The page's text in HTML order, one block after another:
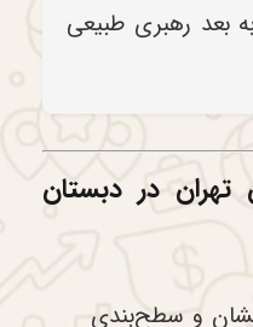
بعد رهبری طبیعی
تهران در دبستان
و سطح‌بندی